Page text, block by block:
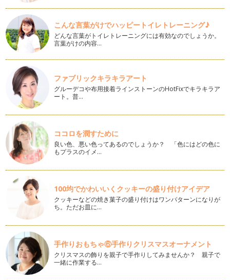
☆梅雨のお花工作☆ プードルブーケ
梅雨の時季は、おうちの中で過ごすことが増えます…
☆梅雨のお花工作☆ 空き缶・空き箱で簡単アレンジ
梅雨の時季は、おうちの中で過ごすことが増えますよね。今
リボンで簡単☆お花作り
リボンでお花が作れると、ラッピングに飾ったり、こん…
こいのぼりも作ってフラワーアレンジをしましょう
フラワーアレンジメントでは、季節やイベントごとを取り入
れた…
流行りのチョークボードをお花でデコりましょう
オシャレ感をアップさせてくれる人気のインテリアアイテム☆
チョークボード（黒板）をデコって、…
お子さまも安心☆ プリザーブドアレンジ
プリザーブドフ…
心のこもった手作りフラワーペン
３月は卒園や・卒業・お引っ越しと・・大好きな人たちとの
お別れの時期でもあります…
ひな祭りのお飾り☆ぼんぼり風アレンジ
３月３日は桃の節句ですね。一部の地域（特に東北や北陸など
の寒冷地）では旧暦の４月にお祝いさ…
こんな言葉がけでハッピートイレトレーニング♪
どんな言葉がトイレトレーニングには有効なのでしょうか。
言葉がけの内容…
ファブリックキラキラアート
グルーデコや布用接着ラインストーンのHotFixでキラキラア
ート。普…
ココロを潤すために
良い色、悪い色ってあるのでしょうか？ 「色にはどの色に
もプラスのイメ…
100均でかわいいくクッキーの盛り付けアイデア
クッキーなどの焼き菓子の盛り付けはワンパターンになりが
ち。ただお皿に…
手作りおもちゃ⑥手作りクリスマスオーナメント
クリスマスの飾りを親子で手作りしてみませんか？ 親子で
一緒に作業する…